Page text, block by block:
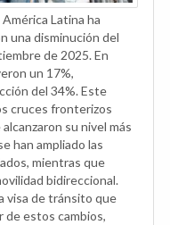
Latina ha
una disminución del
de 2025. En
un 17%,
del 34%. Este
cruces fronterizos
su nivel más
han ampliado las
mientras que
bidireccional.
visa de tránsito que
de estos cambios,